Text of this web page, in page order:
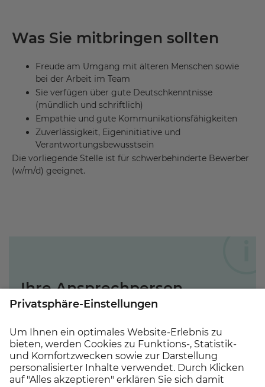
Was Sie mitbringen sollten
Freude am Umgang mit älteren Menschen sowie
bei der Arbeit im Team
Sie verfügen über gute Deutschkenntnisse
(mündlich und schriftlich)
Empathie und gute Kommunikationsfähigkeiten
Zuverlässigkeit, Eigeninitiative und
Verantwortungsbewusstsein
Die vorliegende Stelle ist für schwerbehinderte Bewerber
(w/m/d) geeignet.
Ihre Ansprechperson
Sehr gerne steht IhnenEike Fundinger,
Heimleitung, unter der Rufnummer07725 9152
120für Fragen zu dieser Stelle zur Verfügung.